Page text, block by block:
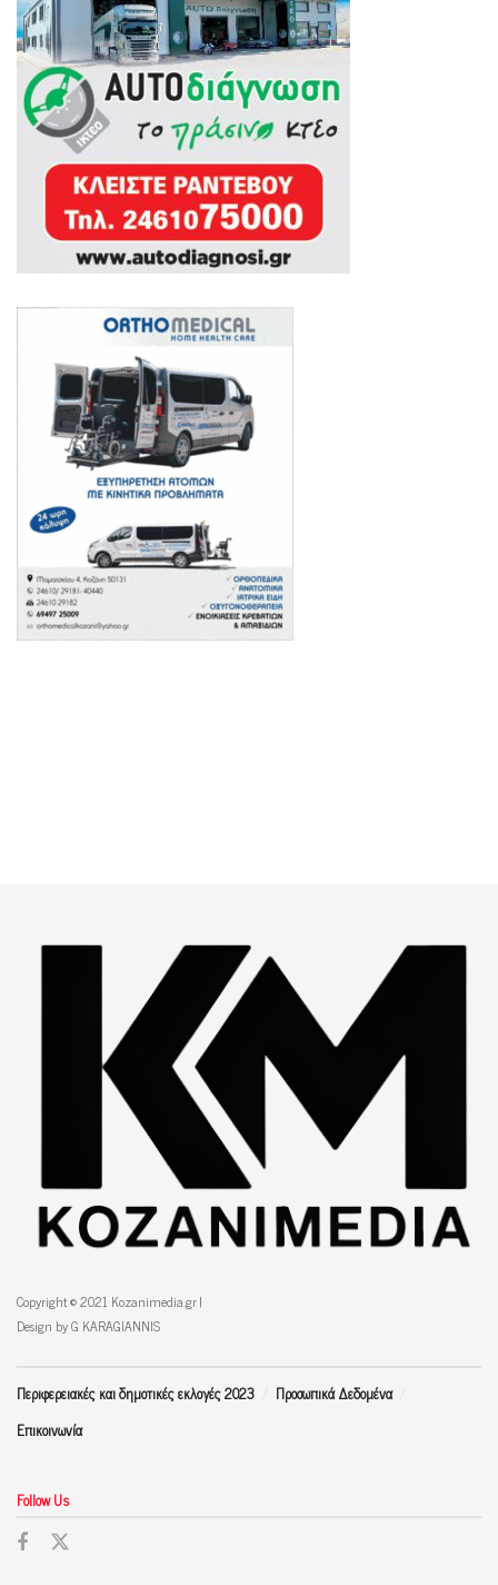
Copyright © 2021 Kozanimedia.gr |
Design by G KARAGIANNIS
Περιφερειακές και δημοτικές εκλογές 2023
Προσωπικά Δεδομένα
Επικοινωνία
Follow Us